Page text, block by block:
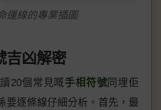
運線的專業插圖
吉凶解密
20個常見嘅手相符號 同埋佢
要逐條線仔細分析。首先，最